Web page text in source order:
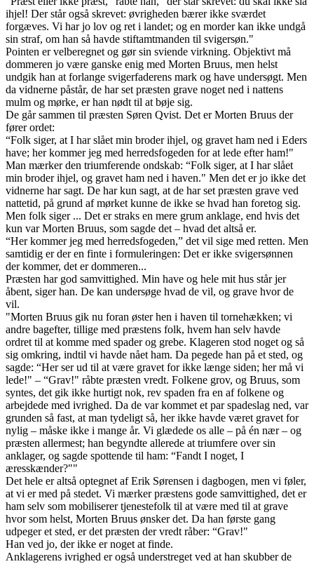
ihjel! Der står også skrevet: øvrigheden bærer ikke sværdet
forgæves. Vi har jo lov og ret i landet; og en morder kan ikke undgå
sin straf, om han så havde stiftamtmanden til svigersøn."
Pointen er velberegnet og gør sin sviende virkning. Objektivt må
dommeren jo være ganske enig med Morten Bruus, men helst
undgik han at forlange svigerfaderens mark og have undersøgt. Men
da vidnerne påstår, de har set præsten grave noget ned i nattens
mulm og mørke, er han nødt til at bøje sig.
De går sammen til præsten Søren Qvist. Det er Morten Bruus der
fører ordet:
“Folk siger, at I har slået min broder ihjel, og gravet ham ned i Eders
have; her kommer jeg med herredsfogeden for at lede efter ham!"
Man mærker den triumferende ondskab: “Folk siger, at I har slået
min broder ihjel, og gravet ham ned i haven." Men det er jo ikke det
vidnerne har sagt. De har kun sagt, at de har set præsten grave ved
nattetid, på grund af mørket kunne de ikke se hvad han foretog sig.
Men folk siger ... Det er straks en mere grum anklage, end hvis det
kun var Morten Bruus, som sagde det – hvad det altså er.
“Her kommer jeg med herredsfogeden,” det vil sige med retten. Men
samtidig er der en finte i formuleringen: Det er ikke svigersønnen
der kommer, det er dommeren...
Præsten har god samvittighed. Min have og hele mit hus står jer
åbent, siger han. De kan undersøge hvad de vil, og grave hvor de
vil.
"Morten Bruus gik nu foran øster hen i haven til tornehækken; vi
andre bagefter, tillige med præstens folk, hvem han selv havde
ordret til at komme med spader og grebe. Klageren stod noget og så
sig omkring, indtil vi havde nået ham. Da pegede han på et sted, og
sagde: “Her ser ud til at være gravet for ikke længe siden; her må vi
lede!" – “Grav!" råbte præsten vredt. Folkene grov, og Bruus, som
syntes, det gik ikke hurtigt nok, rev spaden fra en af folkene og
arbejdede med ivrighed. Da de var kommet et par spadeslag ned, var
grunden så fast, at man tydeligt så, her ikke havde været gravet for
nylig – måske ikke i mange år. Vi glædede os alle – på én nær – og
præsten allermest; han begyndte allerede at triumfere over sin
anklager, og sagde spottende til ham: “Fandt I noget, I
æresskænder?""
Det hele er altså optegnet af Erik Sørensen i dagbogen, men vi føler,
at vi er med på stedet. Vi mærker præstens gode samvittighed, det er
ham selv som mobiliserer tjenestefolk til at være med til at grave
hvor som helst, Morten Bruus ønsker det. Da han første gang
udpeger et sted, er det præsten der vredt råber: “Grav!"
Han ved jo, der ikke er noget at finde.
Anklagerens ivrighed er også understreget ved at han skubber de